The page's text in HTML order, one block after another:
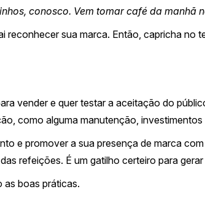
conosco. Vem tomar café da manhã
reconhecer sua marca. Então, capricha no
vender e quer testar a aceitação do
como alguma manutenção, investimentos
e promover a sua presença de marca
refeições. É um gatilho certeiro para
as boas práticas.